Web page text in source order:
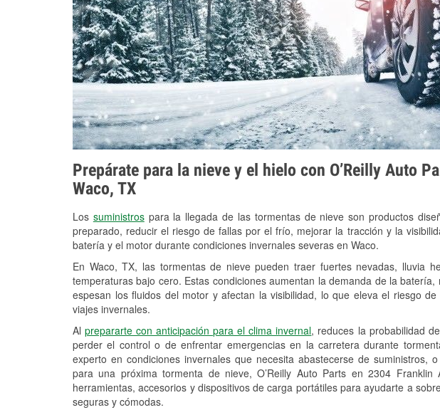
Prepárate para la nieve y el hielo con O’Reilly Auto
Waco, TX
Los suministrospara la llegada de las tormentas de nieve son productos
preparado, reducir el riesgo de fallas por el frío, mejorar la tracción y la
batería y el motor durante condiciones invernales severas en Waco.
En Waco, TX, las tormentas de nieve pueden traer fuertes nevadas, lluvia
temperaturas bajo cero. Estas condiciones aumentan la demanda de la
espesan los fluidos del motor y afectan la visibilidad, lo que eleva el riesgo
viajes invernales.
Alprepararte con anticipación para el clima invernal, reduces la probabilidad
perder el control o de enfrentar emergencias en la carretera durante
experto en condiciones invernales que necesita abastecerse de suministros,
para una próxima tormenta de nieve, O’Reilly Auto Parts en 2304
herramientas, accesorios y dispositivos de carga portátiles para ayudarte a
seguras y cómodas.